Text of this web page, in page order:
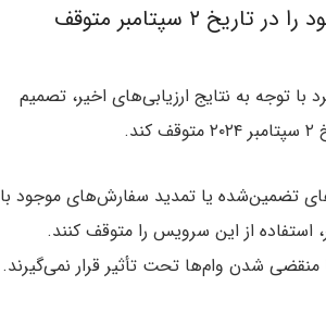
بایننس خدمات وام‌دهی ۷ روزه و ۳۰ روزه با نرخ ثابت خود را در تاریخ ۲ سپتامبر متوقف
با توجه به نتایج ارزیابی‌های اخیر، تصمیم
با وام‌های تضمین‌شده یا تمدید سفارش‌های موجود با
بود و به کاربران توصیه شده قبل از ۲ سپتامبر، استفاده از این سرویس را متوقف کنند.
شدن وام‌ها تحت تأثیر قرار نمی‌گیرند.